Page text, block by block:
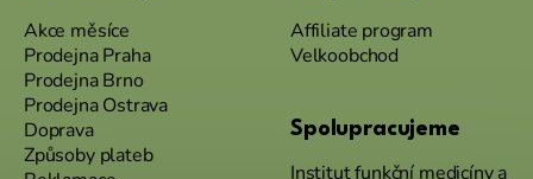
Akce měsíce
Prodejna Praha
Prodejna Brno
Prodejna Ostrava
Doprava
Způsoby plateb
Affiliate program
Velkoobchod
Spolupracujeme
Institut funkční medicíny a